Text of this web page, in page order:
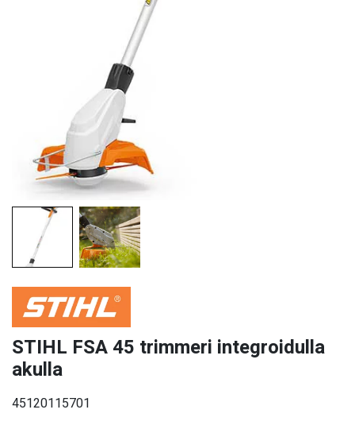
STIHL FSA 45 trimmeri integroidulla
akulla
45120115701